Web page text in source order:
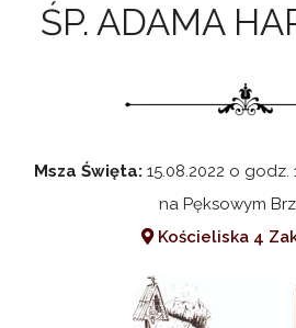
ŚP. ADAMA
Msza Święta: 15.08.2022 o godz.
na Pęksowym
Kościeliska 4